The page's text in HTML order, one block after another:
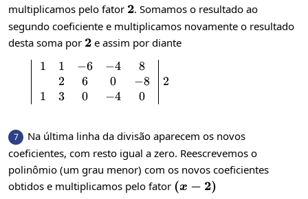
multiplicamos pelo fator 2
2. Somamos o resultado ao
segundo coeficiente e multiplicamos novamente o resultado
desta soma por 2
2 e assim por diante
\left|\begin{array}{c}1 & 1 & -6 & -
1
1
1
2
3
−6
6
0
−4
0
−4
8
−8
0
2
7
Na última linha da divisão aparecem os novos
coeficientes, com resto igual a zero. Reescrevemos o
polinômio (um grau menor) com os novos coeficientes
obtidos e multiplicamos pelo fator \left(x-
(x − 2)